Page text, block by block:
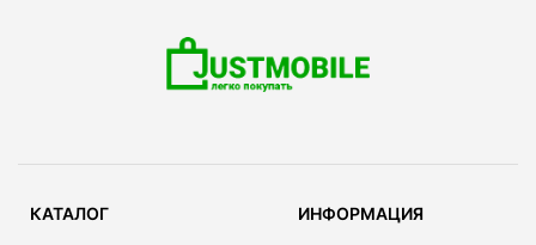
КАТАЛОГ ИНФОРМАЦИЯ